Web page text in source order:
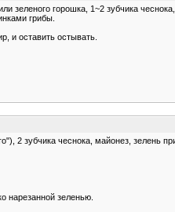
горошка, 1~2 зубчика
грибы.
и оставить остывать.
2 зубчика чеснока, майонез, зелень
нарезанной зеленью.